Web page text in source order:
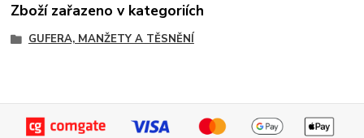
Zboží zařazeno v kategoriích
GUFERA, MANŽETY A TĚSNĚNÍ